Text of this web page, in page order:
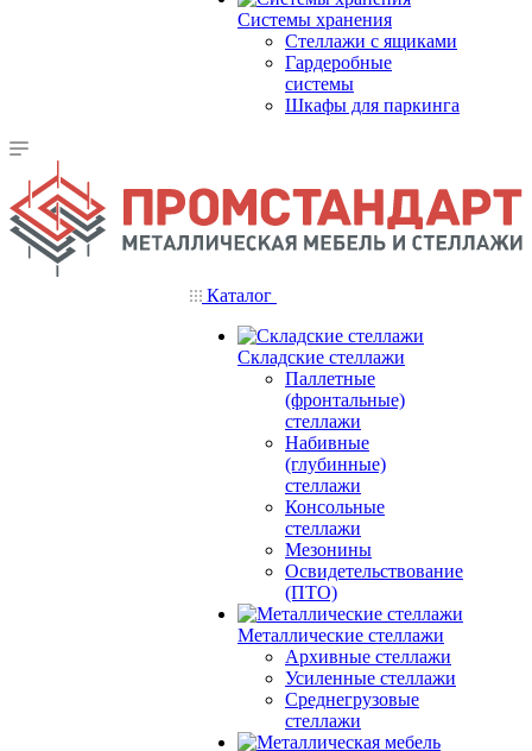
Системы хранения
Стеллажи с ящиками
Гардеробные
системы
Шкафы для паркинга
Каталог
Складские стеллажи
Паллетные
(фронтальные)
стеллажи
Набивные
(глубинные)
стеллажи
Консольные
стеллажи
Мезонины
Освидетельствование
(ПТО)
Металлические стеллажи
Архивные стеллажи
Усиленные стеллажи
Среднегрузовые
стеллажи